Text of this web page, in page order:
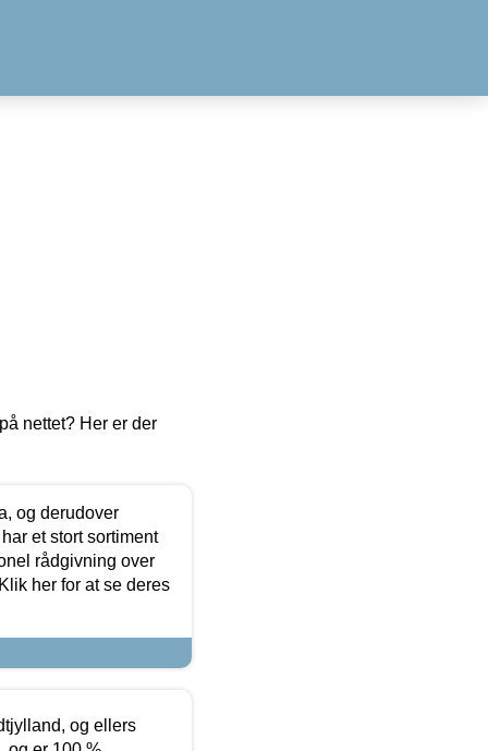
nettet? Her er der
og derudover
et stort sortiment
rådgivning over
her for at se deres
og ellers